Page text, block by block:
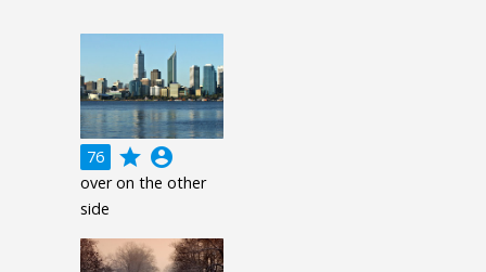
76 grade account_circle
over on the other
side